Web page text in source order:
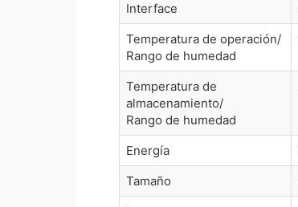
Interface
Temperatura de operación/
Rango de humedad
Temperatura de
almacenamiento/
Rango de humedad
Energía
Tamaño